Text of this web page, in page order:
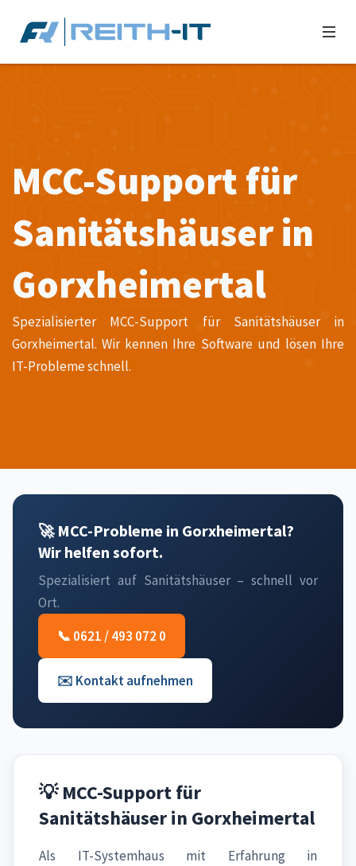
MCC-Support für
Sanitätshäuser in
Gorxheimertal
Spezialisierter MCC-Support für Sanitätshäuser in
Gorxheimertal. Wir kennen Ihre Software und lösen Ihre
IT-Probleme schnell.
🚀 MCC-Probleme in Gorxheimertal?
Wir helfen sofort.
Spezialisiert auf Sanitätshäuser – schnell vor
Ort.
📞 0621 / 493 072 0
✉️ Kontakt aufnehmen
💡 MCC-Support für
Sanitätshäuser in Gorxheimertal
Als IT-Systemhaus mit Erfahrung in